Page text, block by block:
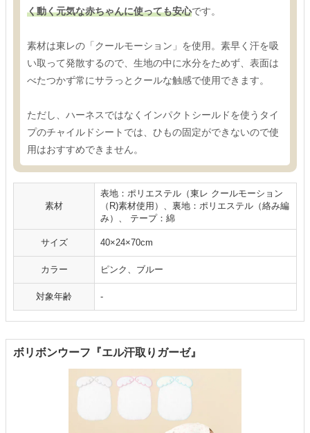
く動く元気な赤ちゃんに使っても安心です。
素材は東レの「クールモーション」を使用。素早く汗を吸
い取って発散するので、生地の中に水分をためず、表面は
べたつかず常にサラっとクールな触感で使用できます。
ただし、ハーネスではなくインパクトシールドを使うタイ
プのチャイルドシートでは、ひもの固定ができないので使
用はおすすめできません。
素材
表地：ポリエステル（東レ クールモーション
（R)素材使用）、裏地：ポリエステル（絡み編
み）、 テープ：綿
サイズ 40×24×70cm
カラー ピンク、ブルー
対象年齢 -
ボリボンウーフ『エル汗取りガーゼ』